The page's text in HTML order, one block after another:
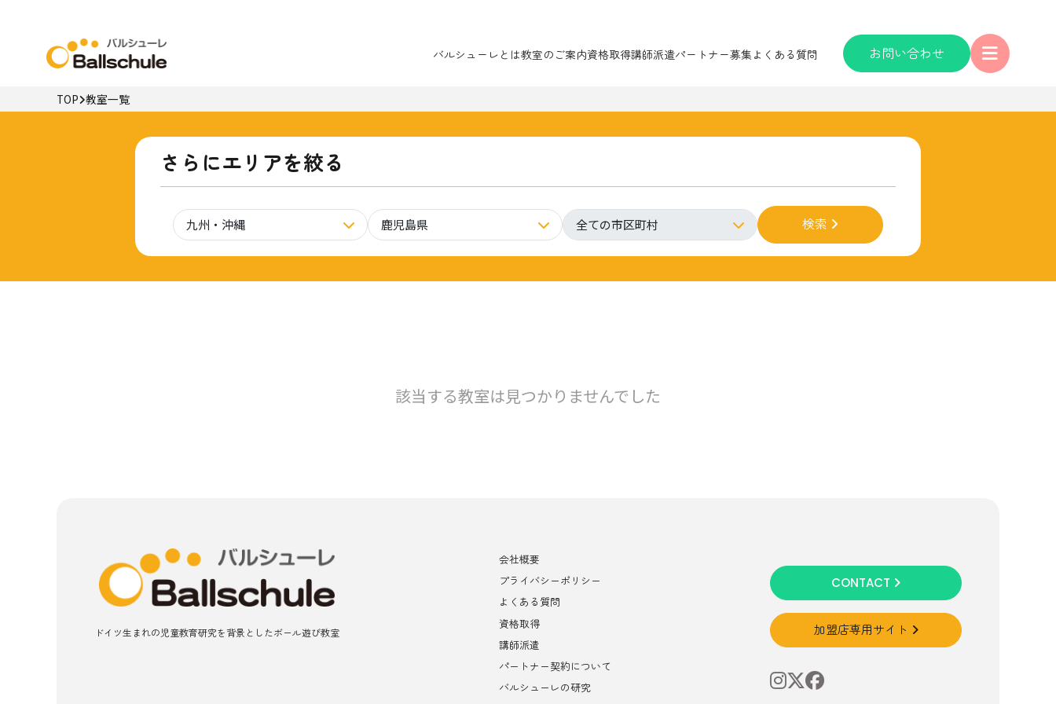
バルシューレとは教室のご案内資格取得講師派遣パートナー募集 よくある質問 お問い合わせ
TOP 教室一覧
さらにエリアを絞る
検索
該当する教室は見つかりませんでした
ドイツ生まれの児童教育研究を背景としたボール遊び教室
会社概要
プライバシーポリシー
よくある質問
資格取得
講師派遣
パートナー契約について
バルシューレの研究
CONTACT
加盟店専用サイト